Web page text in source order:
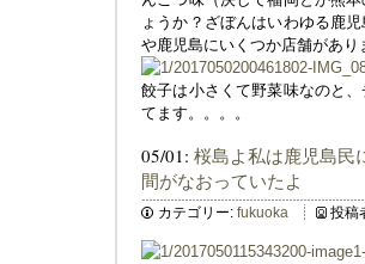
ょうか？ざぼんはいわゆる鹿
や鹿児島にいくつか店舗があり
餃子は小さくて野菜味なのと
てます。。。。
05/01: 桜島よ私は鹿児島民
間がなおっていたよ
カテゴリー: fukuoka 投稿